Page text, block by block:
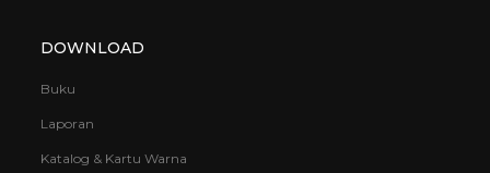
DOWNLOAD
Buku
Laporan
Katalog & Kartu Warna